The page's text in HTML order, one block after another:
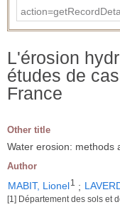
L'érosion
études de
France
Other title
Water erosion: methods
Author
MABIT, Lionel1 ;
[1] Département des sols et